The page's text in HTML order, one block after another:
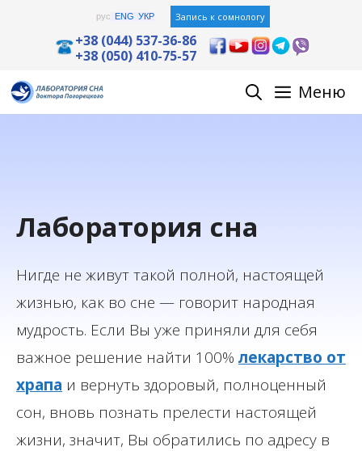
содержимому
рус ENG УКР Запись к сомнологу
+38 (044) 537-36-86
+38 (050) 410-75-57
Меню
Лаборатория сна
Нигде не живут такой полной, настоящей
жизнью, как во сне — говорит народная
мудрость. Если Вы уже приняли для себя
важное решение найти 100% лекарство от
храпа и вернуть здоровый, полноценный
сон, вновь познать прелести настоящей
жизни, значит, Вы обратились по адресу в